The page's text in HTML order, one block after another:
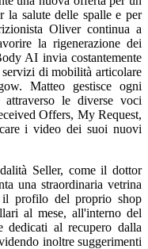
la salute delle spalle e per
Oliver continua a
la rigenerazione dei
AI invia costantemente
di mobilità articolare
Matteo gestisce ogni
le diverse voci
Offers, My Request,
i video dei suoi nuovi
Seller, come il dottor
una straordinaria vetrina
il profilo del proprio shop
al mese, all'interno del
dedicati al recupero dalla
inoltre suggerimenti